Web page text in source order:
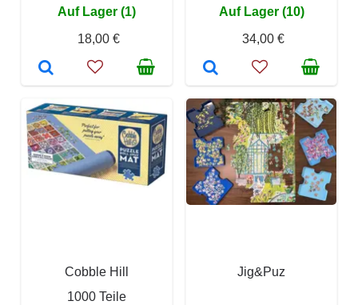
Auf Lager (1)
18,00 €
Auf Lager (10)
34,00 €
Cobble Hill
1000 Teile
Jig&Puz